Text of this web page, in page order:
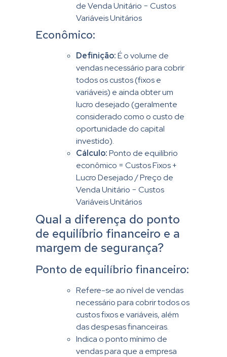
de Venda Unitário − Custos
Variáveis Unitários
Econômico:
Definição:É o volume de
vendas necessário para cobrir
todos os custos (fixos e
variáveis) e ainda obter um
lucro desejado (geralmente
considerado como o custo de
oportunidade do capital
investido).
Cálculo:Ponto de equilíbrio
econômico = Custos Fixos +
Lucro Desejado / Preço de
Venda Unitário − Custos
Variáveis Unitários
Qual a diferença do ponto
de equilíbrio financeiro e a
margem de segurança?
Ponto de equilíbrio financeiro:
Refere-se ao nível de vendas
necessário para cobrir todos os
custos fixos e variáveis, além
das despesas financeiras.
Indica o ponto mínimo de
vendas para que a empresa